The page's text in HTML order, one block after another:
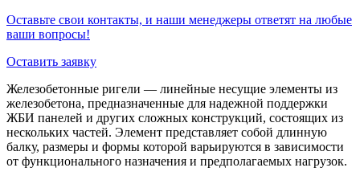
Оставьте свои контакты, и наши менеджеры ответят на любые
ваши вопросы!
Оставить заявку
Железобетонные ригели — линейные несущие элементы из
железобетона, предназначенные для надежной поддержки
ЖБИ панелей и других сложных конструкций, состоящих из
нескольких частей. Элемент представляет собой длинную
балку, размеры и формы которой варьируются в зависимости
от функционального назначения и предполагаемых нагрузок.